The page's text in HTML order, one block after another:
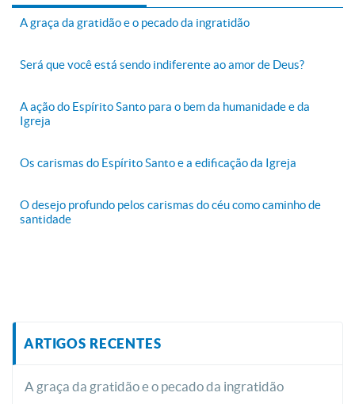
A graça da gratidão e o pecado da ingratidão
Será que você está sendo indiferente ao amor de Deus?
A ação do Espírito Santo para o bem da humanidade e da
Igreja
Os carismas do Espírito Santo e a edificação da Igreja
O desejo profundo pelos carismas do céu como caminho de
santidade
ARTIGOS RECENTES
A graça da gratidão e o pecado da ingratidão